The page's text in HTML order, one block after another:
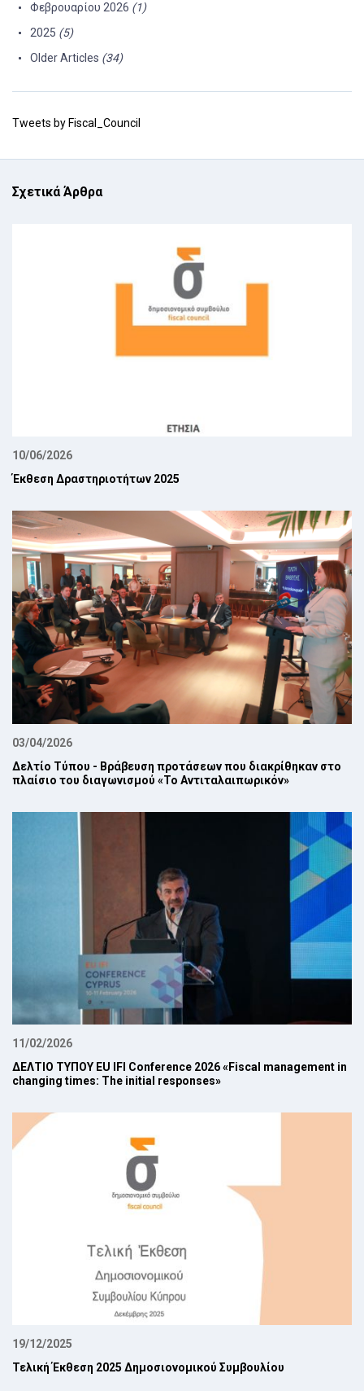
Φεβρουαρίου 2026 (1)
2025 (5)
Older Articles (34)
Tweets by Fiscal_Council
Σχετικά Άρθρα
10/06/2026
Έκθεση Δραστηριοτήτων 2025
03/04/2026
Δελτίο Τύπου - Βράβευση προτάσεων που διακρίθηκαν στο
πλαίσιο του διαγωνισμού «Το Αντιταλαιπωρικόν»
11/02/2026
ΔΕΛΤΙΟ ΤΥΠΟΥ EU IFI Conference 2026 «Fiscal management in
changing times: The initial responses»
19/12/2025
Τελική Έκθεση 2025 Δημοσιονομικού Συμβουλίου